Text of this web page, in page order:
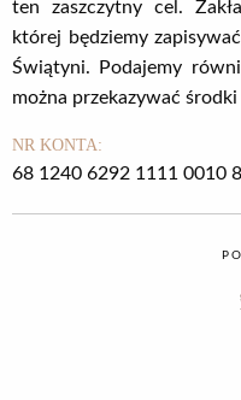
ten zaszczytny cel.
której będziemy
Świątyni. Podajemy
można przekazywać
NR KONTA:
68 1240 6292 1111 0010